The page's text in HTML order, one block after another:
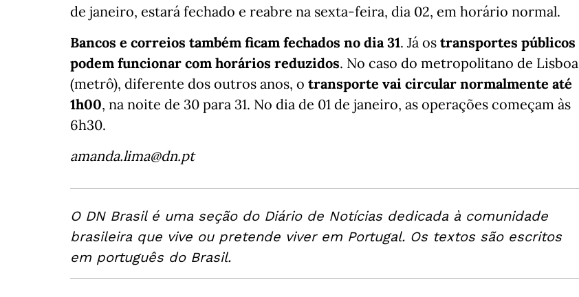
de janeiro, estará fechado e reabre na sexta-feira, dia 02, em horário normal.
Bancos e correios também ficam fechados no dia 31. Já os transportes públicos
podem funcionar com horários reduzidos. No caso do metropolitano de Lisboa
(metrô), diferente dos outros anos, o transporte vai circular normalmente até
1h00, na noite de 30 para 31. No dia de 01 de janeiro, as operações começam às
6h30.
amanda.lima@dn.pt
O DN Brasil é uma seção do Diário de Notícias dedicada à comunidade
brasileira que vive ou pretende viver em Portugal. Os textos são escritos
em português do Brasil.